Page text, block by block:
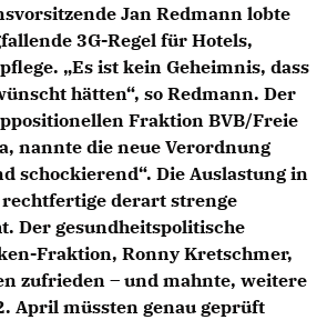
Jan Redmann lobte
3G-Regel für Hotels,
„Es ist kein Geheimnis, dass
hätten“, so Redmann. Der
Fraktion BVB/Freie
nannte die neue Verordnung
schockierend“. Die Auslastung in
derart strenge
Der gesundheitspolitische
Fraktion, Ronny Kretschmer,
zufrieden – und mahnte, weitere
April müssten genau geprüft